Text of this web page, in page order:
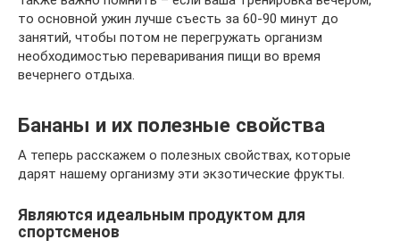
то основной ужин лучше съесть за 60-90 минут до
занятий, чтобы потом не перегружать организм
необходимостью переваривания пищи во время
вечернего отдыха.
Бананы и их полезные свойства
А теперь расскажем о полезных свойствах, которые
дарят нашему организму эти экзотические фрукты.
Являются идеальным продуктом для
спортсменов